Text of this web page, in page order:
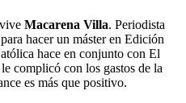
Macarena Villa. Periodista
hacer un máster en Edición
hace en conjunto con El
complicó con los gastos de la
es más que positivo.